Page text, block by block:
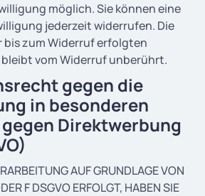
möglich. Sie können eine
jederzeit widerrufen. Die
bis zum Widerruf erfolgten
vom Widerruf unberührt.
gegen die
in besonderen
Direktwerbung
AUF GRUNDLAGE VON
F DSGVO ERFOLGT, HABEN SIE